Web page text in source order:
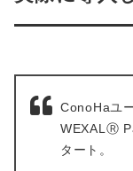
ConoHaユ
WEXALⓇ
タート。